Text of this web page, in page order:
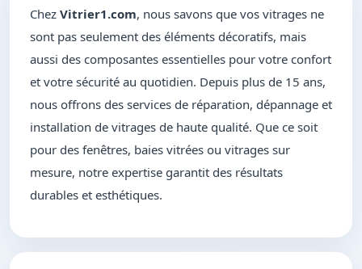
Chez Vitrier1.com, nous savons que vos vitrages ne
sont pas seulement des éléments décoratifs, mais
aussi des composantes essentielles pour votre confort
et votre sécurité au quotidien. Depuis plus de 15 ans,
nous offrons des services de réparation, dépannage et
installation de vitrages de haute qualité. Que ce soit
pour des fenêtres, baies vitrées ou vitrages sur
mesure, notre expertise garantit des résultats
durables et esthétiques.